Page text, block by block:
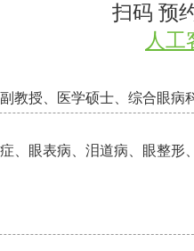
扫码 预
人工
教授、医学硕士、综合眼病
、眼表病、泪道病、眼整形